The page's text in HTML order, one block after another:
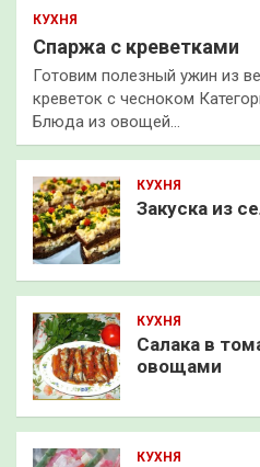
КУХНЯ
Спаржа с креветками
Готовим полезный ужин из
креветок с чесноком
Блюда из овощей…
КУХНЯ
Закуска из
КУХНЯ
Салака в
овощами
КУХНЯ